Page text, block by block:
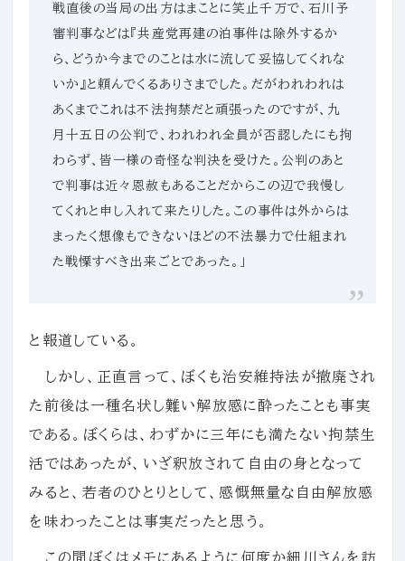
戦直後の当局の出方はまことに笑止千万で、石川予
審判事などは『共産党再建の泊事件は除外するか
ら、どうか今までのことは水に流して妥協してくれな
いか』と頼んでくるありさまでした。だがわれわれは
あくまでこれは不法拘禁だと頑張ったのですが、九
月十五日の公判で、われわれ全員が否認したにも拘
わらず、皆一様の奇怪な判決を受けた。公判のあと
で判事は近々恩赦もあることだからこの辺で我慢し
てくれと申し入れて来たりした。この事件は外からは
まったく想像もできないほどの不法暴力で仕組まれ
た戦慄すべき出来ごとであった。」
と報道している。
しかし、正直言って、ぼくも治安維持法が撤廃され
た前後は一種名状し難い解放感に酔ったことも事実
である。ぼくらは、わずかに三年にも満たない拘禁生
活ではあったが、いざ釈放されて自由の身となって
みると、若者のひとりとして、感慨無量な自由解放感
を味わったことは事実だったと思う。
この間ぼくはメモにあるように何度か細川さんを訪